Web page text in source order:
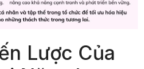
Lược Của